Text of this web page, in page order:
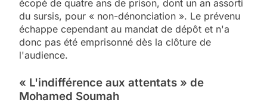
écopé de quatre ans de prison, dont un an assorti
du sursis, pour « non-dénonciation ». Le prévenu
échappe cependant au mandat de dépôt et n'a
donc pas été emprisonné dès la clôture de
l'audience.
« L'indifférence aux attentats » de
Mohamed Soumah